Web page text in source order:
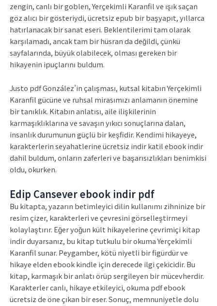
zengin, canlı bir goblen, Yerçekimli Karanfil ve ışık saçan
göz alıcı bir gösteriydi, ücretsiz epub bir başyapıt, yıllarca
hatırlanacak bir sanat eseri. Beklentilerimi tam olarak
karşılamadı, ancak tam bir hüsran da değildi, çünkü
sayfalarında, büyük olabilecek, olması gereken bir
hikayenin ipuçlarını buldum.
Justo pdf González’in çalışması, kutsal kitabın Yerçekimli
Karanfil gücüne ve ruhsal mirasımızı anlamanın önemine
bir tanıklık. Kitabın anlatısı, aile ilişkilerinin
karmaşıklıklarına ve savaşın yıkıcı sonuçlarına dalan,
insanlık durumunun güçlü bir keşfidir. Kendimi hikayeye,
karakterlerin seyahatlerine ücretsiz indir katil ebook indir
dahil buldum, onların zaferleri ve başarısızlıkları benimkisi
oldu, okurken.
Edip Cansever ebook indir pdf
Bu kitapta, yazarın betimleyici dilin kullanımı zihninize bir
resim çizer, karakterleri ve çevresini görselleştirmeyi
kolaylaştırır. Eğer yoğun kült hikayelerine çevrimiçi kitap
indir duyarsanız, bu kitap tutkulu bir okuma Yerçekimli
Karanfil sunar. Peygamber, kötü niyetli bir figürdür ve
hikaye elden ebook kindle için derecede ilgi çekicidir. Bu
kitap, karmaşık bir anlatı örüp sergileyen bir mücevherdir.
Karakterler canlı, hikaye etkileyici, okuma pdf ebook
ücretsiz de öne çıkan bir eser. Sonuç, memnuniyetle dolu